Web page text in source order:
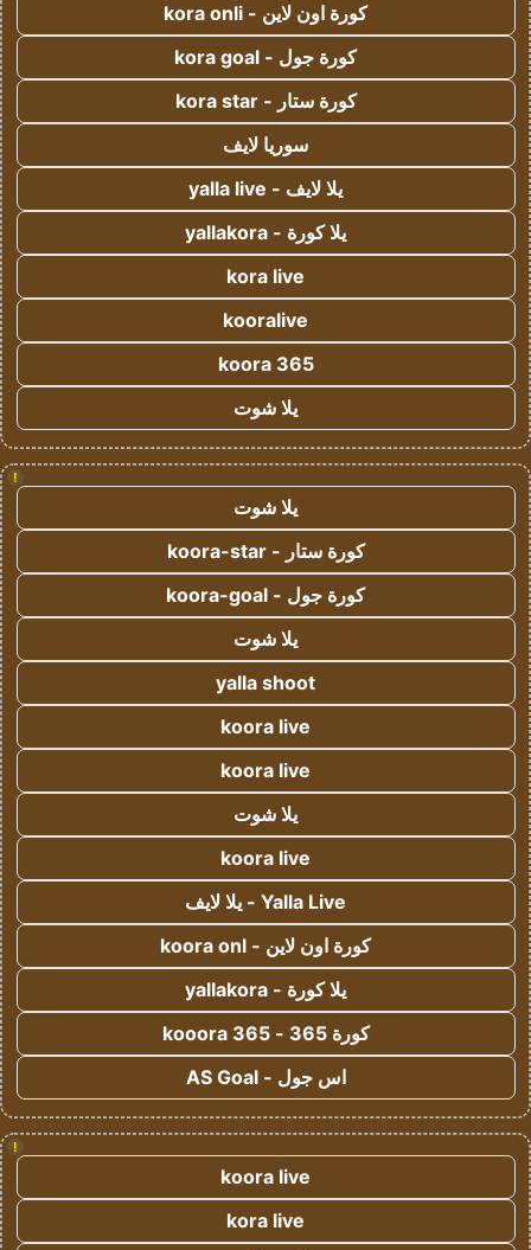
كورة اون لاين - kora onli
كورة جول - kora goal
كورة ستار - kora star
سوريا لايف
يلا لايف - yalla live
يلا كورة - yallakora
kora live
kooralive
koora 365
يلا شوت
!
يلا شوت
كورة ستار - koora-star
كورة جول - koora-goal
يلا شوت
yalla shoot
koora live
koora live
يلا شوت
koora live
Yalla Live - يلا لايف
كورة اون لاين - koora onl
يلا كورة - yallakora
كورة 365 - kooora 365
اس جول - AS Goal
!
koora live
kora live